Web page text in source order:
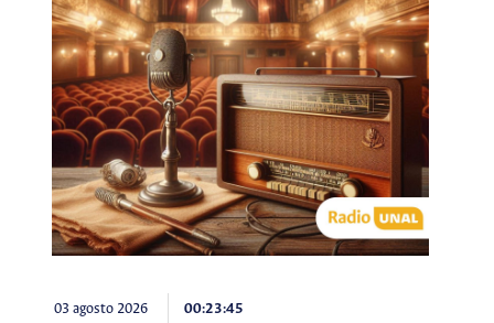
03 agosto 2026 00:23:45